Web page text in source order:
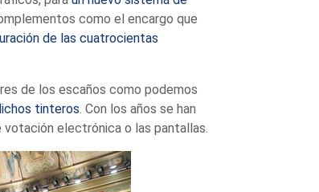
como el encargo que
de las cuatrocientas
de los escaños como podemos
tinteros . Con los años se han
electrónica o las pantallas.